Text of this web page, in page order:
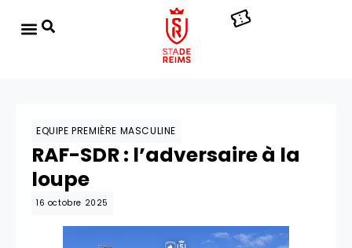
EQUIPE PREMIÈRE MASCULINE
RAF-SDR : l’adversaire à la
loupe
16 octobre 2025